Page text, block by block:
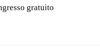
gratuito